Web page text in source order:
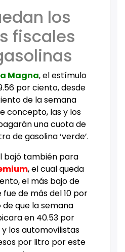
los
fiscales
Magna, el estímulo
por ciento, desde
de la semana
concepto, las y los
una cuota de
de gasolina ‘verde’.
bajó también para
, el cual queda
el más bajo de
de más del 10 por
que la semana
en 40.53 por
los automovilistas
por litro por este